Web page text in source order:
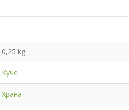
0,25 kg
Куче
Храна